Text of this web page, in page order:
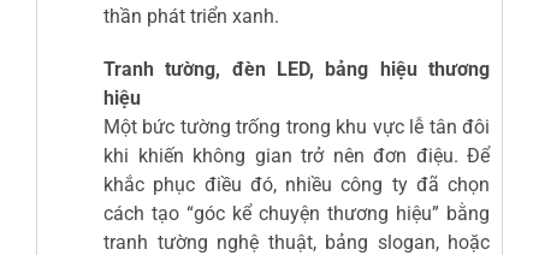
thần phát triển xanh.
Tranh tường, đèn LED, bảng hiệu thương
hiệu
Một bức tường trống trong khu vực lễ tân đôi
khi khiến không gian trở nên đơn điệu. Để
khắc phục điều đó, nhiều công ty đã chọn
cách tạo “góc kể chuyện thương hiệu” bằng
tranh tường nghệ thuật, bảng slogan, hoặc